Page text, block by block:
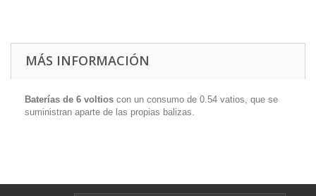
MÁS INFORMACIÓN
Baterías de 6 voltios con un consumo de 0.54 vatios, que se
suministran aparte de las propias balizas.